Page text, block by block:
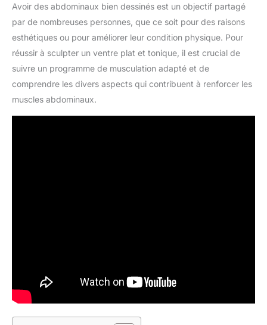
Avoir des abdominaux bien dessinés est un objectif partagé
par de nombreuses personnes, que ce soit pour des raisons
esthétiques ou pour améliorer leur condition physique. Pour
réussir à sculpter un ventre plat et tonique, il est crucial de
suivre un programme de musculation adapté et de
comprendre les divers aspects qui contribuent à renforcer les
muscles abdominaux.